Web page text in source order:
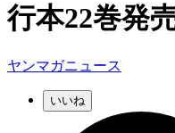
行本22巻発
ヤンマガニュース
いいね